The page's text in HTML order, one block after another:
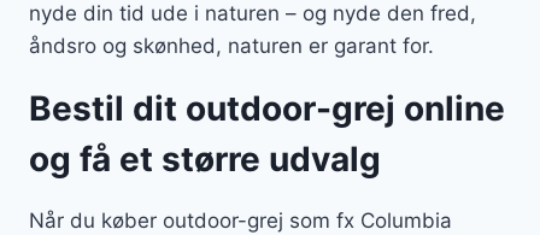
nyde din tid ude i naturen – og nyde den fred,
åndsro og skønhed, naturen er garant for.
Bestil dit outdoor-grej online
og få et større udvalg
Når du køber outdoor-grej som fx Columbia